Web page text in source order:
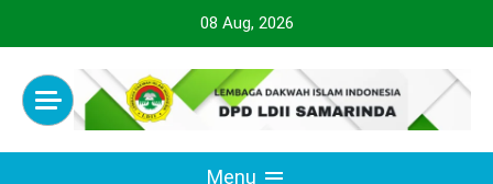
to
content
08 Aug, 2026
LDII SAMARINDA
Menu